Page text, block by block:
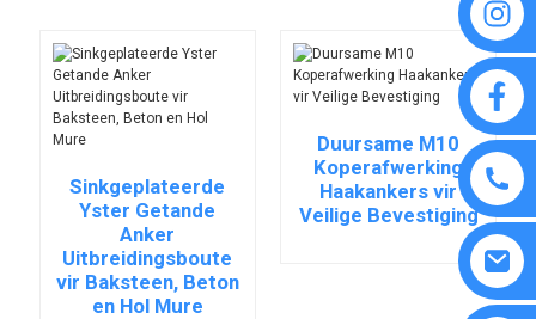
Sinkgeplateerde
Yster Getande
Anker
Uitbreidingsboute
vir Baksteen, Beton
en Hol Mure
Duursame M10
Koperafwerking
Haakankers vir
Veilige Bevestiging